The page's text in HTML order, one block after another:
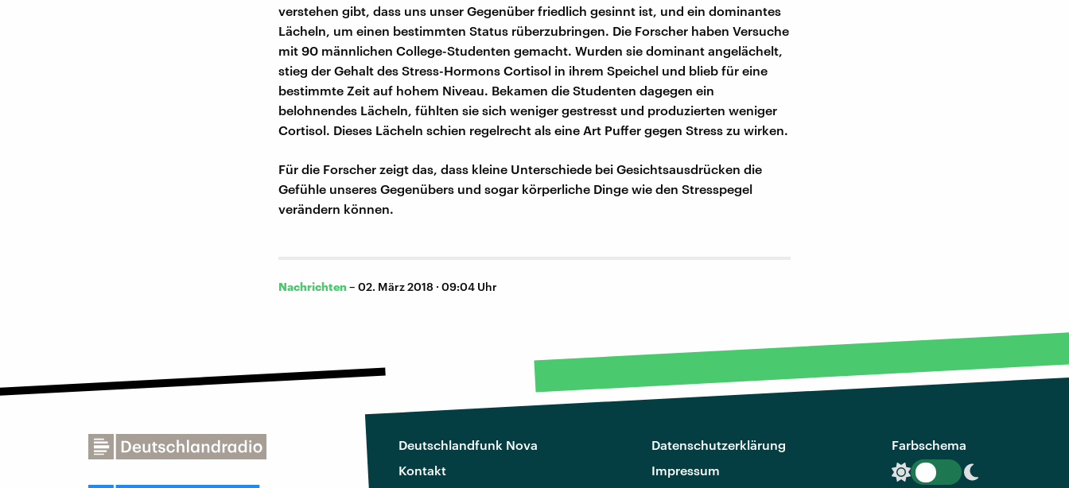
verstehen gibt, dass uns unser Gegenüber friedlich gesinnt ist, und ein dominantes
Lächeln, um einen bestimmten Status rüberzubringen. Die Forscher haben Versuche
mit 90 männlichen College-Studenten gemacht. Wurden sie dominant angelächelt,
stieg der Gehalt des Stress-Hormons Cortisol in ihrem Speichel und blieb für eine
bestimmte Zeit auf hohem Niveau. Bekamen die Studenten dagegen ein
belohnendes Lächeln, fühlten sie sich weniger gestresst und produzierten weniger
Cortisol. Dieses Lächeln schien regelrecht als eine Art Puffer gegen Stress zu wirken.
Für die Forscher zeigt das, dass kleine Unterschiede bei Gesichtsausdrücken die
Gefühle unseres Gegenübers und sogar körperliche Dinge wie den Stresspegel
verändern können.
Nachrichten – 02. März 2018 · 09:04 Uhr
Deutschlandfunk Nova
Kontakt
Datenschutzerklärung
Impressum
Farbschema